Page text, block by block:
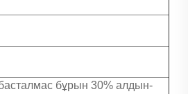
басталмас бұрын 30% алдын-